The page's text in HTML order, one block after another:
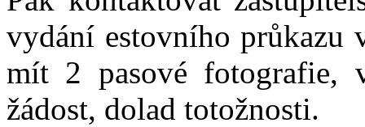
vydání estovního průkazu
mít 2 pasové fotografie,
žádost, dolad totožnosti.